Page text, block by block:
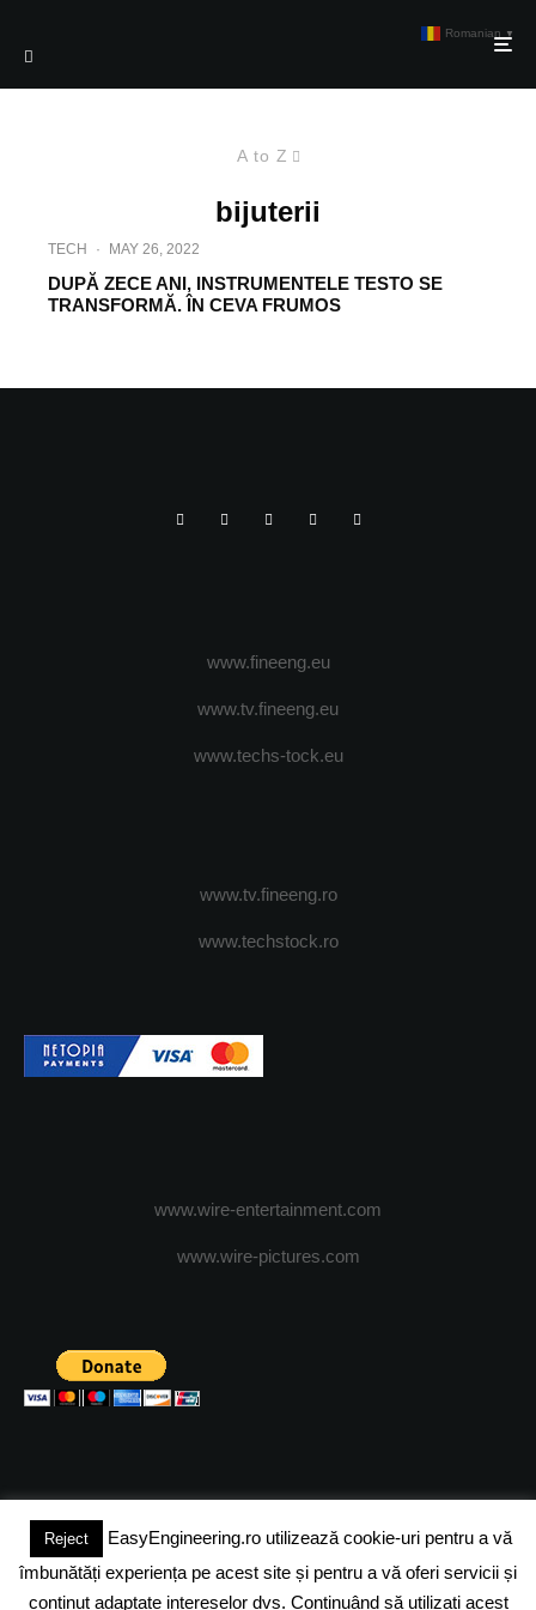
A to Z
bijuterii
TECH · MAY 26, 2022
DUPĂ ZECE ANI, INSTRUMENTELE TESTO SE
TRANSFORMĂ. ÎN CEVA FRUMOS
www.fineeng.eu
www.tv.fineeng.eu
www.techs-tock.eu
www.tv.fineeng.ro
www.techstock.ro
www.wire-entertainment.com
www.wire-pictures.com
(c) 2024 - FineEngineeringMagazine. All rights reserved.
DESPRE NOI ADVERTISING JOBS DESPRE COOKIES
Reject
EasyEngineering.ro utilizează cookie-uri pentru a vă
îmbunătăți experiența pe acest site și pentru a vă oferi servicii și
conținut adaptate intereselor dvs. Continuând să utilizați acest
Romanian ▼